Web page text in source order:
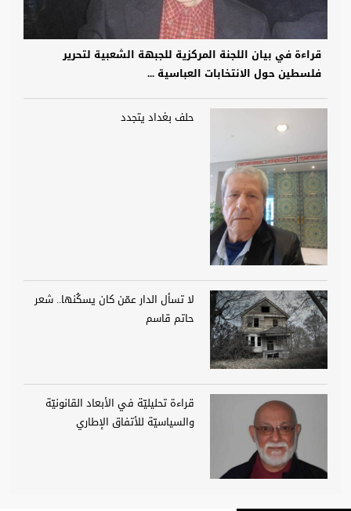
قراءة في بيان اللجنة المركزية للجبهة الشعبية لتحرير
فلسطين حول الانتخابات العباسية ...
حلف بغداد يتجدد
لا تسأل الدار عمّن كان يسكُنها.. شعر
حاتم قاسم
قراءة تحليليّة في الأبعاد القانونيّة
والسياسيّة للأتفاق الإطاري